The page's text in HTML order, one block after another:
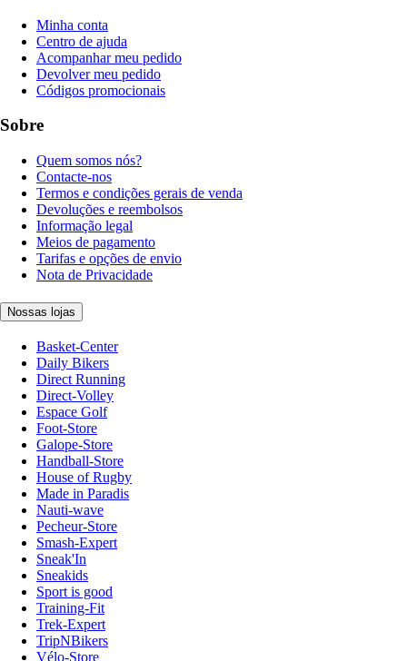
Minha conta
Centro de ajuda
Acompanhar meu pedido
Devolver meu pedido
Códigos promocionais
Sobre
Quem somos nós?
Contacte-nos
Termos e condições gerais de venda
Devoluções e reembolsos
Informação legal
Meios de pagamento
Tarifas e opções de envio
Nota de Privacidade
Nossas lojas
Basket-Center
Daily Bikers
Direct Running
Direct-Volley
Espace Golf
Foot-Store
Galope-Store
Handball-Store
House of Rugby
Made in Paradis
Nauti-wave
Pecheur-Store
Smash-Expert
Sneak'In
Sneakids
Sport is good
Training-Fit
Trek-Expert
TripNBikers
Vélo-Store